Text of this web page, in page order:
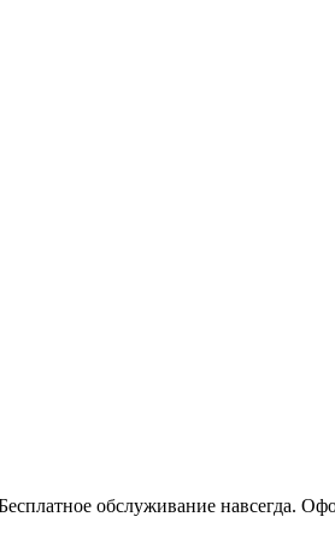
обслуживание навсегда.